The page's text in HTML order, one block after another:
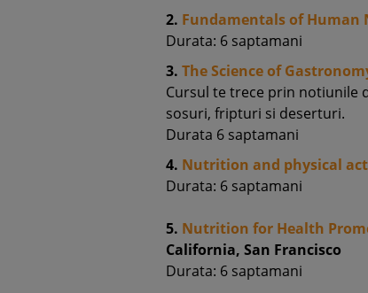
2. Fundamentals of
Durata: 6 saptamani
3. The Science of
Cursul te trece prin notiunile
sosuri, fripturi si deserturi.
Durata 6 saptamani
4. Nutrition and physical
Durata: 6 saptamani
5. Nutrition for Health
California, San Francisco
Durata: 6 saptamani